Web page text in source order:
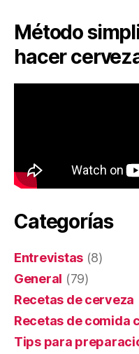
Método
hacer
Categorías
Entrevistas (8)
General (79)
Recetas de cerveza
Recetas de comida
Tips para